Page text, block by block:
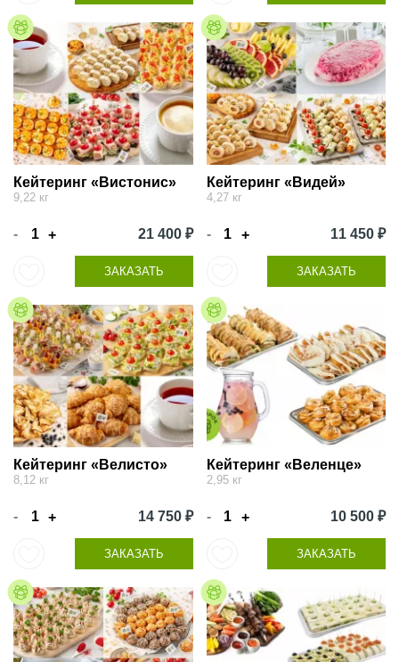
Кейтеринг «Вистонис»
9,22 кг
- + 21 400 ₽
ЗАКАЗАТЬ
Кейтеринг «Видей»
4,27 кг
- + 11 450 ₽
ЗАКАЗАТЬ
Кейтеринг «Велисто»
8,12 кг
- + 14 750 ₽
ЗАКАЗАТЬ
Кейтеринг «Веленце»
2,95 кг
- + 10 500 ₽
ЗАКАЗАТЬ